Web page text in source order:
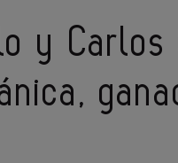
y Carlos